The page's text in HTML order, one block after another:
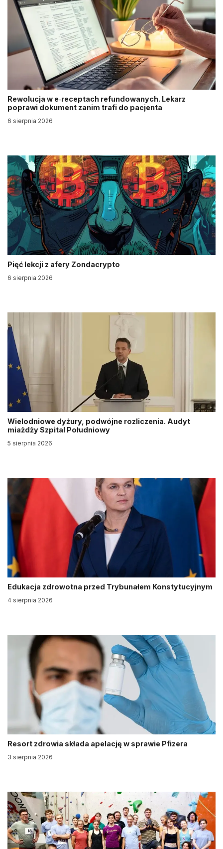
Rewolucja w e‑receptach refundowanych. Lekarz
poprawi dokument zanim trafi do pacjenta
6 sierpnia 2026
Pięć lekcji z afery Zondacrypto
6 sierpnia 2026
Wielodniowe dyżury, podwójne rozliczenia. Audyt
miażdży Szpital Południowy
5 sierpnia 2026
Edukacja zdrowotna przed Trybunałem Konstytucyjnym
4 sierpnia 2026
Resort zdrowia składa apelację w sprawie Pfizera
3 sierpnia 2026